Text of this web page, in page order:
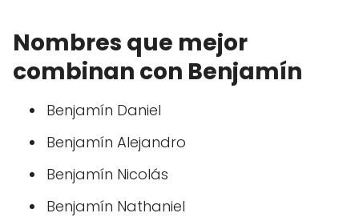
Nombres que mejor
combinan con Benjamín
Benjamín Daniel
Benjamín Alejandro
Benjamín Nicolás
Benjamín Nathaniel